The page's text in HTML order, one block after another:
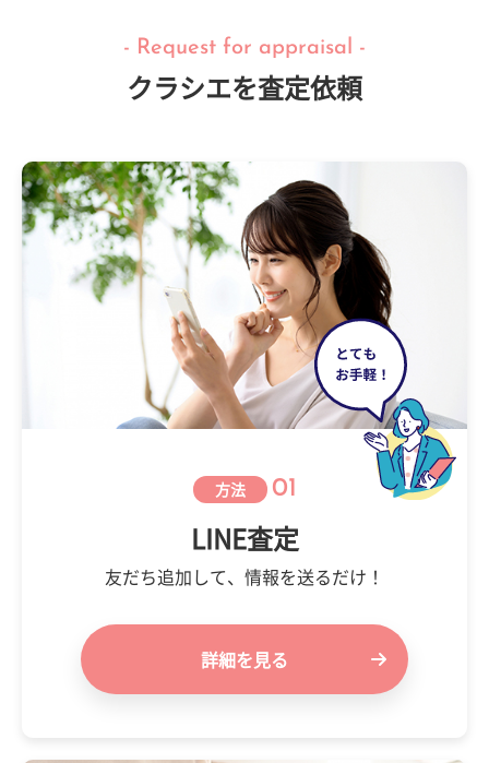
- Request for appraisal -
クラシエを査定依頼
方法 01
LINE査定
友だち追加して、情報を送るだけ！
詳細を見る